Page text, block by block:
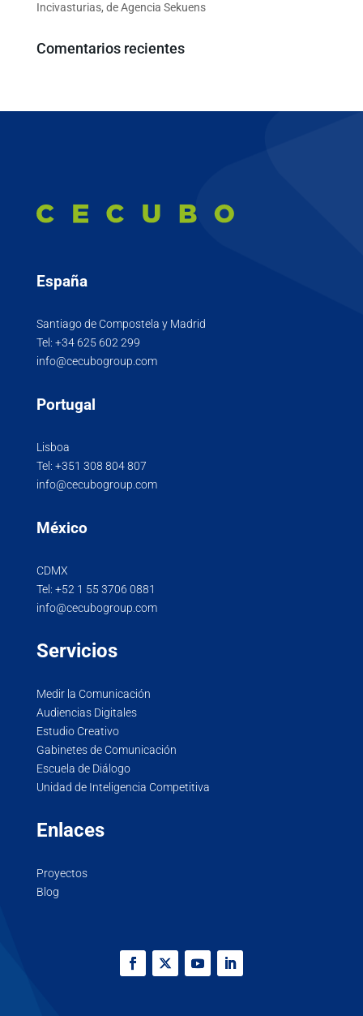
Incivasturias, de Agencia Sekuens
Comentarios recientes
España
Santiago de Compostela y Madrid
Tel: +34 625 602 299
info@cecubogroup.com
Portugal
Lisboa
Tel: +351 308 804 807
info@cecubogroup.com
México
CDMX
Tel: +52 1 55 3706 0881
info@cecubogroup.com
Servicios
Medir la Comunicación
Audiencias Digitales
Estudio Creativo
Gabinetes de Comunicación
Escuela de Diálogo
Unidad de Inteligencia Competitiva
Enlaces
Proyectos
Blog